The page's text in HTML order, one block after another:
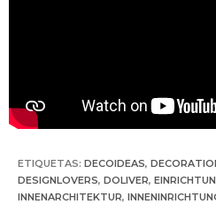
ETIQUETAS: DECOIDEAS,
DESIGNLOVERS, DOLIVER,
INNENARCHITEKTUR,